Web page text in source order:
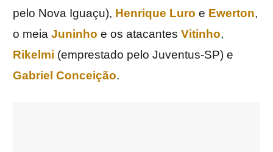
pelo Nova Iguaçu), Henrique Luro e Ewerton,
o meia Juninho e os atacantes Vitinho,
Rikelmi (emprestado pelo Juventus-SP) e
Gabriel Conceição.